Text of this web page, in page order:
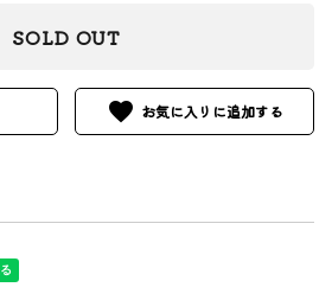
SOLD OUT
favorite